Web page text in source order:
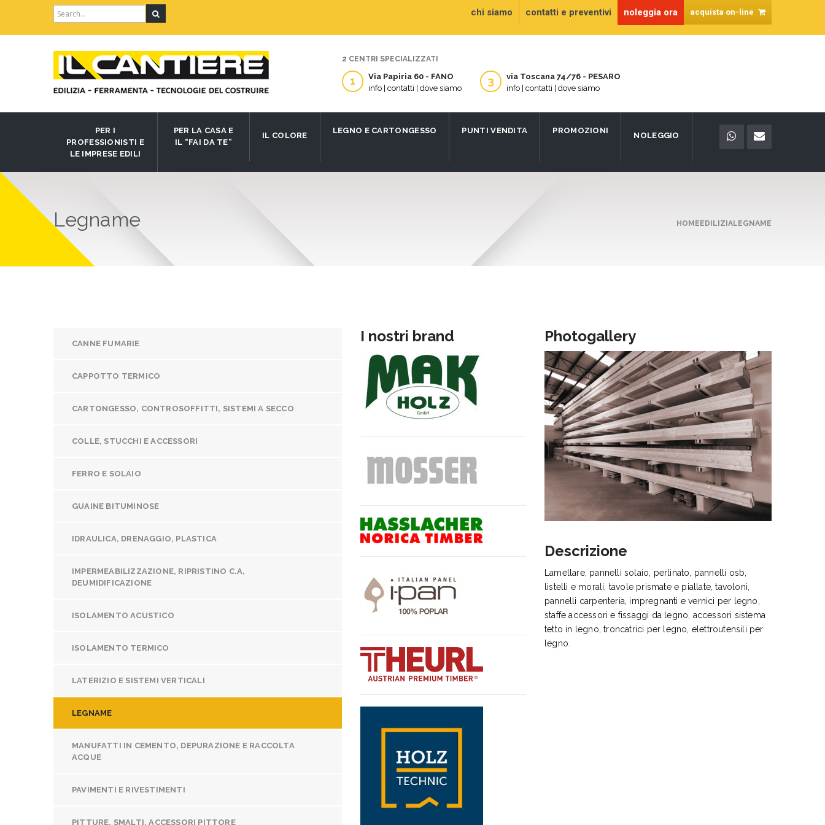
Search
for:
chi siamo contatti e preventivi noleggia ora acquista on-line
2 CENTRI SPECIALIZZATI
1
Via Papiria 60 - FANO
info | contatti | dove siamo
3
via Toscana 74/76 - PESARO
info | contatti | dove siamo
PER I
PROFESSIONISTI E
LE IMPRESE EDILI
PER LA CASA E
IL “FAI DA TE”
IL COLORE
LEGNO E CARTONGESSO PUNTI VENDITA PROMOZIONI
NOLEGGIO
Legname HOMEEDILIZIALEGNAME
CANNE FUMARIE
CAPPOTTO TERMICO
CARTONGESSO, CONTROSOFFITTI, SISTEMI A SECCO
COLLE, STUCCHI E ACCESSORI
FERRO E SOLAIO
GUAINE BITUMINOSE
IDRAULICA, DRENAGGIO, PLASTICA
IMPERMEABILIZZAZIONE, RIPRISTINO C.A,
DEUMIDIFICAZIONE
ISOLAMENTO ACUSTICO
ISOLAMENTO TERMICO
LATERIZIO E SISTEMI VERTICALI
LEGNAME
MANUFATTI IN CEMENTO, DEPURAZIONE E RACCOLTA
ACQUE
PAVIMENTI E RIVESTIMENTI
PITTURE, SMALTI, ACCESSORI PITTORE
I nostri brand Photogallery
Descrizione
Lamellare, pannelli solaio, perlinato, pannelli osb,
listelli e morali, tavole prismate e piallate, tavoloni,
pannelli carpenteria, impregnanti e vernici per legno,
staffe accessori e fissaggi da legno, accessori sistema
tetto in legno, troncatrici per legno, elettroutensili per
legno.